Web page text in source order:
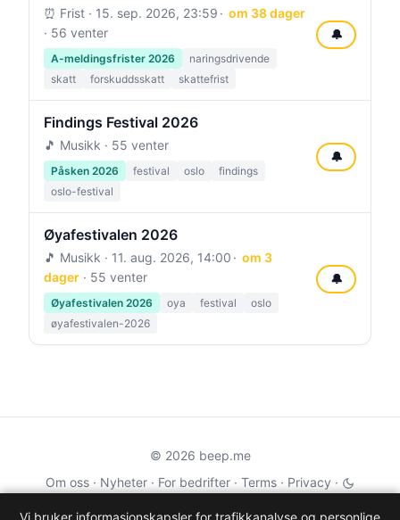
⏰ Frist · 15. sep. 2026, 23:59
om 38 dager
· 56 venter
A-meldingsfrister 2026
naringsdrivende
skatt
forskuddsskatt skattefrist
🔔
Findings Festival 2026
🎵 Musikk · 55 venter
Påsken 2026 festival oslo
findings
oslo-festival
🔔
Øyafestivalen 2026
🎵 Musikk · 11. aug. 2026, 14:00
om 3
dager · 55 venter
Øyafestivalen 2026 oya festival
oslo
øyafestivalen-2026
🔔
© 2026 beep.me
Om oss · Nyheter · For bedrifter · Terms · Privacy ·
·Wikidata·OMDb
Vi bruker informasjonskapsler for trafikkanalyse og personlige